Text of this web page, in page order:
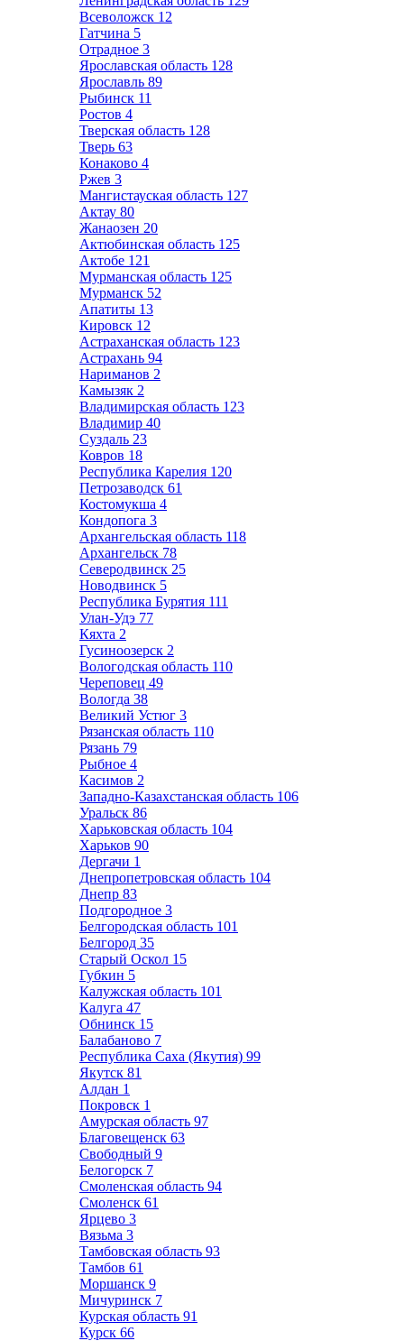
Всеволожск 12
Гатчина 5
Отрадное 3
Ярославская область 128
Ярославль 89
Рыбинск 11
Ростов 4
Тверская область 128
Тверь 63
Конаково 4
Ржев 3
Мангистауская область 127
Актау 80
Жанаозен 20
Актюбинская область 125
Актобе 121
Мурманская область 125
Мурманск 52
Апатиты 13
Кировск 12
Астраханская область 123
Астрахань 94
Нариманов 2
Камызяк 2
Владимирская область 123
Владимир 40
Суздаль 23
Ковров 18
Республика Карелия 120
Петрозаводск 61
Костомукша 4
Кондопога 3
Архангельская область 118
Архангельск 78
Северодвинск 25
Новодвинск 5
Республика Бурятия 111
Улан-Удэ 77
Кяхта 2
Гусиноозерск 2
Вологодская область 110
Череповец 49
Вологда 38
Великий Устюг 3
Рязанская область 110
Рязань 79
Рыбное 4
Касимов 2
Западно-Казахстанская область 106
Уральск 86
Харьковская область 104
Харьков 90
Дергачи 1
Днепропетровская область 104
Днепр 83
Подгородное 3
Белгородская область 101
Белгород 35
Старый Оскол 15
Губкин 5
Калужская область 101
Калуга 47
Обнинск 15
Балабаново 7
Республика Саха (Якутия) 99
Якутск 81
Алдан 1
Покровск 1
Амурская область 97
Благовещенск 63
Свободный 9
Белогорск 7
Смоленская область 94
Смоленск 61
Ярцево 3
Вязьма 3
Тамбовская область 93
Тамбов 61
Моршанск 9
Мичуринск 7
Курская область 91
Курск 66